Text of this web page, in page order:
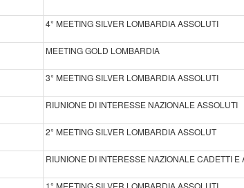
4° MEETING SILVER LOMBARDIA ASSOLUTI
MEETING GOLD LOMBARDIA
3° MEETING SILVER LOMBARDIA ASSOLUTI
RIUNIONE DI INTERESSE NAZIONALE ASSOLUTI
2° MEETING SILVER LOMBARDIA ASSOLUT
RIUNIONE DI INTERESSE NAZIONALE CADETTI E
1° MEETING SILVER LOMBARDIA ASSOLUTI